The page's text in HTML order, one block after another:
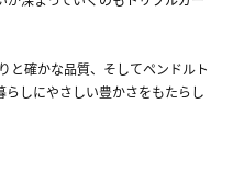
と確かな品質、そしてペンドルト
しにやさしい豊かさをもたらし